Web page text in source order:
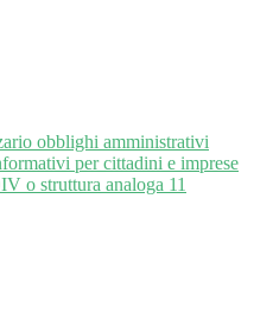
obblighi amministrativi
per cittadini e imprese
o struttura analoga 11